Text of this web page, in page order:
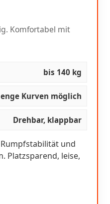
Komfortabel mit
bis 140 kg
enge Kurven möglich
Drehbar, klappbar
und
Platzsparend, leise,